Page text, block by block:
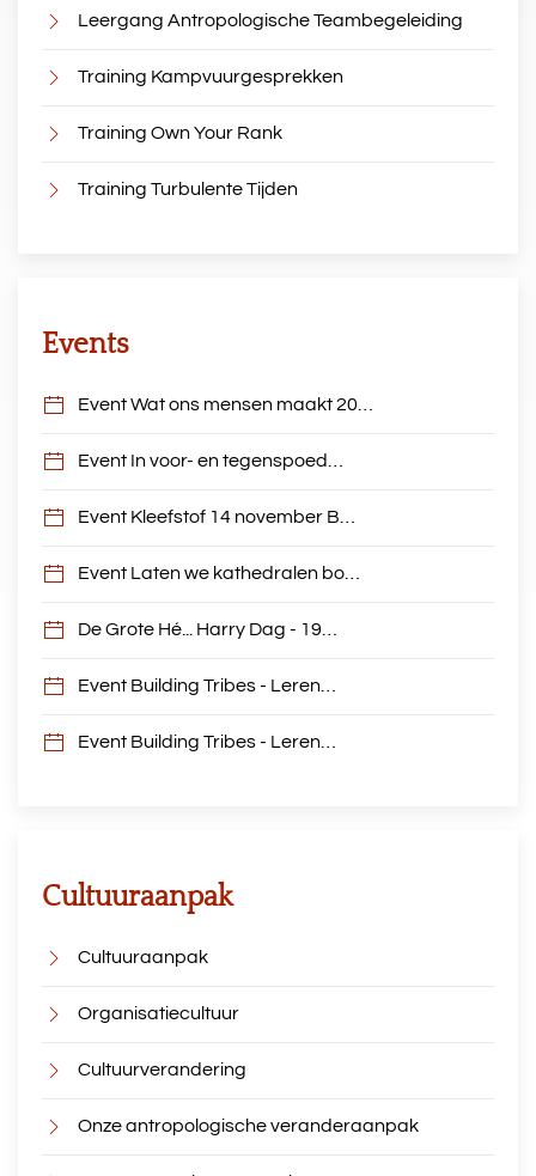
Leergang Antropologische Teambegeleiding
Training Kampvuurgesprekken
Training Own Your Rank
Training Turbulente Tijden
Events
Event Wat ons mensen maakt 20…
Event In voor- en tegenspoed…
Event Kleefstof 14 november B…
Event Laten we kathedralen bo…
De Grote Hé... Harry Dag - 19…
Event Building Tribes - Leren…
Event Building Tribes - Leren…
Cultuuraanpak
Cultuuraanpak
Organisatiecultuur
Cultuurverandering
Onze antropologische veranderaanpak